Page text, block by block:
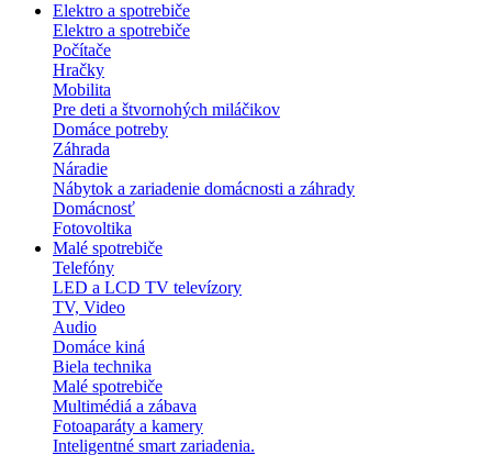
Elektro a spotrebiče
Elektro a spotrebiče
Počítače
Hračky
Mobilita
Pre deti a štvornohých miláčikov
Domáce potreby
Záhrada
Náradie
Nábytok a zariadenie domácnosti a záhrady
Domácnosť
Fotovoltika
Malé spotrebiče
Telefóny
LED a LCD TV televízory
TV, Video
Audio
Domáce kiná
Biela technika
Malé spotrebiče
Multimédiá a zábava
Fotoaparáty a kamery
Inteligentné smart zariadenia.